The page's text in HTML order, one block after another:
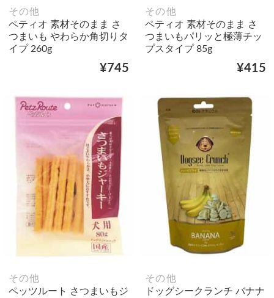
その他
ペティオ 素材そのまま さ
つまいも やわらか角切りタ
イプ 260g
¥745
その他
ペティオ 素材そのまま さ
つまいもパリッと極薄チッ
プスタイプ 85g
¥415
その他
ペッツルート さつまいもジ
その他
ドッグシークランチ バナナ